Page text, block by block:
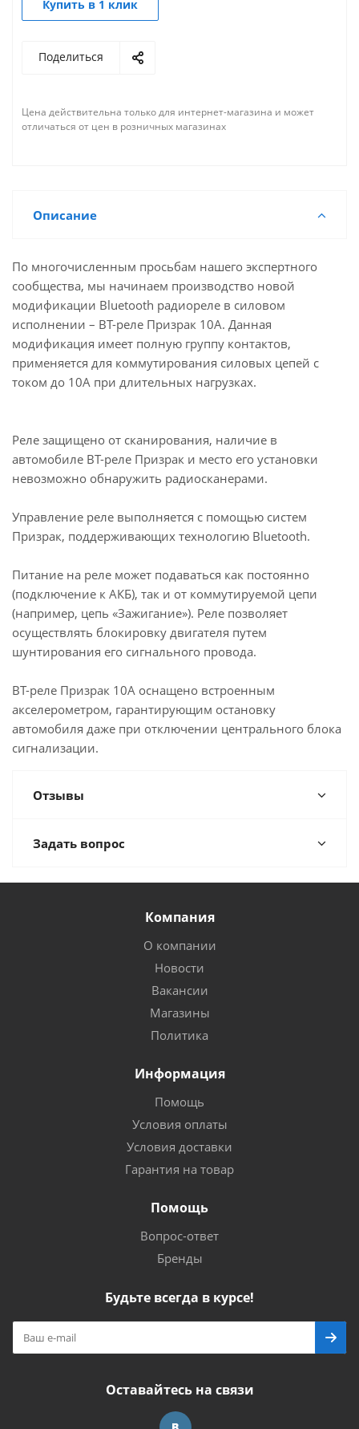
Купить в 1 клик
Поделиться
Цена действительна только для интернет-магазина и может
отличаться от цен в розничных магазинах
Описание
По многочисленным просьбам нашего экспертного
сообщества, мы начинаем производство новой
модификации Bluetooth радиореле в силовом
исполнении – BT-реле Призрак 10A. Данная
модификация имеет полную группу контактов,
применяется для коммутирования силовых цепей с
током до 10А при длительных нагрузках.
Реле защищено от сканирования, наличие в
автомобиле ВТ-реле Призрак и место его установки
невозможно обнаружить радиосканерами.
Управление реле выполняется с помощью систем
Призрак, поддерживающих технологию Bluetooth.
Питание на реле может подаваться как постоянно
(подключение к АКБ), так и от коммутируемой цепи
(например, цепь «Зажигание»). Реле позволяет
осуществлять блокировку двигателя путем
шунтирования его сигнального провода.
ВТ-реле Призрак 10А оснащено встроенным
акселерометром, гарантирующим остановку
автомобиля даже при отключении центрального блока
сигнализации.
Отзывы
Задать вопрос
Компания
О компании
Новости
Вакансии
Магазины
Политика
Информация
Помощь
Условия оплаты
Условия доставки
Гарантия на товар
Помощь
Вопрос-ответ
Бренды
Будьте всегда в курсе!
Оставайтесь на связи